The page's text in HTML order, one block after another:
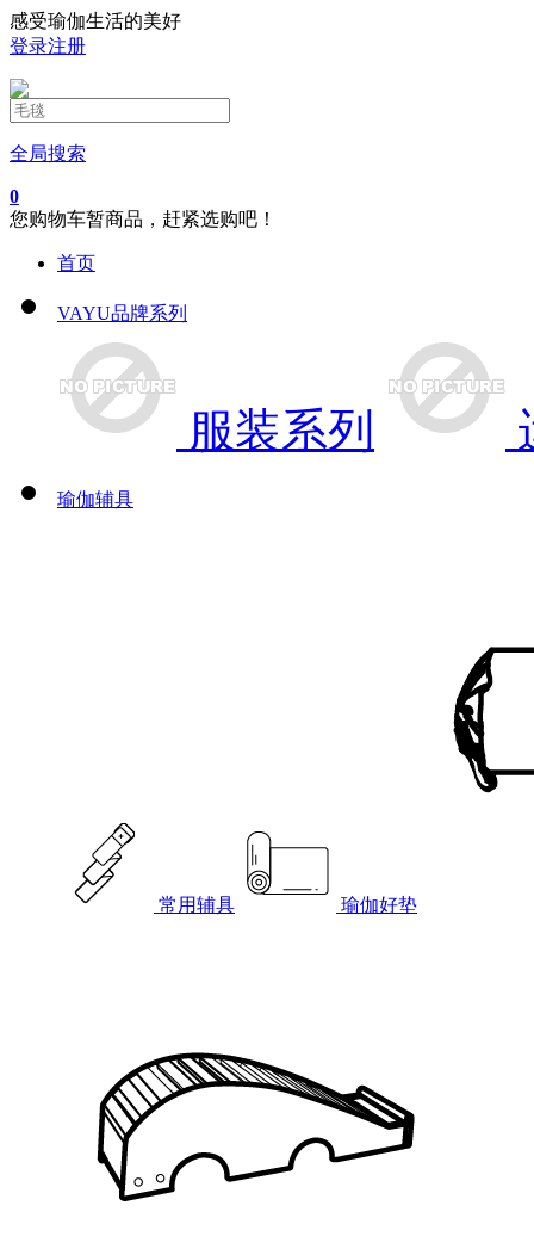
感受瑜伽生活的美好
登录注册
全局搜索
0
您购物车暂商品，赶紧选购吧！
首页
VAYU品牌系列
服装系列
瑜伽辅具
常用辅具 瑜伽好垫